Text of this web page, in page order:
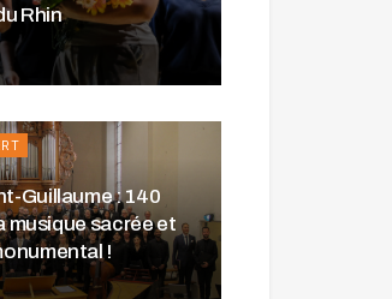
Rhin
Guillaume : 140
musique sacrée et
!
l’énergie et la
de Strasbourg